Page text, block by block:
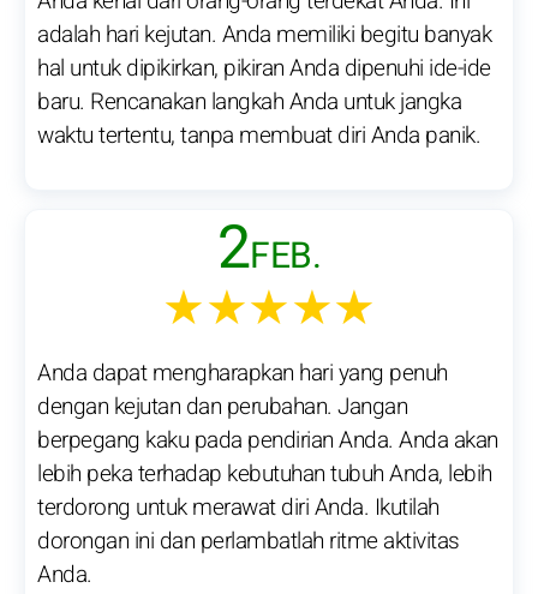
adalah hari kejutan. Anda memiliki begitu banyak
hal untuk dipikirkan, pikiran Anda dipenuhi ide-ide
baru. Rencanakan langkah Anda untuk jangka
waktu tertentu, tanpa membuat diri Anda panik.
2FEB.
★★★★★
Anda dapat mengharapkan hari yang penuh
dengan kejutan dan perubahan. Jangan
berpegang kaku pada pendirian Anda. Anda akan
lebih peka terhadap kebutuhan tubuh Anda, lebih
terdorong untuk merawat diri Anda. Ikutilah
dorongan ini dan perlambatlah ritme aktivitas
Anda.